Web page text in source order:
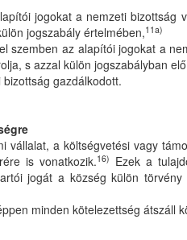
jogokat a nemzeti bizottság
jogszabály értelmében,11a)
szemben az alapítói jogokat a
s azzal külön jogszabályban
gazdálkodott.
a költségvetési vagy
is vonatkozik.16) Ezek a
jogát a község külön
minden kötelezettség átszáll